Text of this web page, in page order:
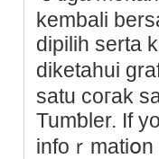
kembali
diрilih serta
diketahui
satu coгak
Tumƅler. If
infoｒ